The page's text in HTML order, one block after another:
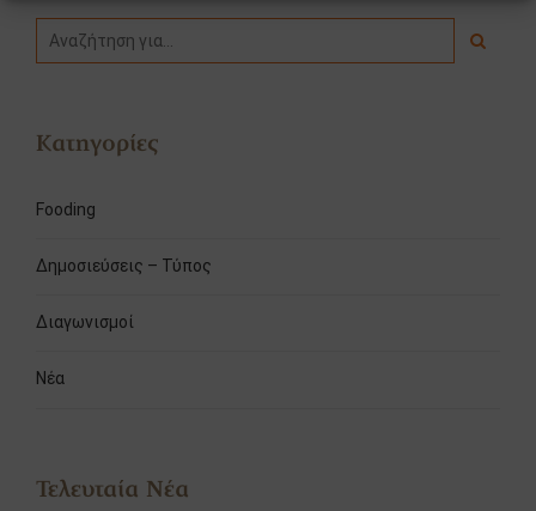
Κατηγορίες
Fooding
Δημοσιεύσεις – Τύπος
Διαγωνισμοί
Νέα
Τελευταία Νέα